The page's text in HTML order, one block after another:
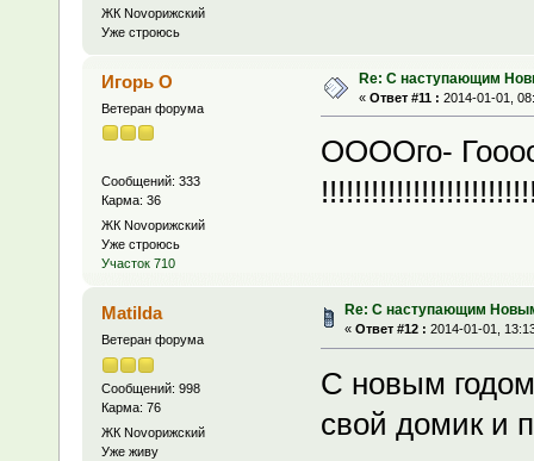
ЖК Novoрижский
Уже строюсь
Игорь О
Ветеран форума
Сообщений: 333
Карма: 36
ЖК Novoрижский
Уже строюсь
Участок 710
Re: С наступающим
« Ответ #11 : 2014-01-01,
ООООго-
Matilda
Ветеран форума
Сообщений: 998
Карма: 76
ЖК Novoрижский
Уже живу
Re: С наступающим
« Ответ #12 : 2014-01-01,
С новым
свой домик и